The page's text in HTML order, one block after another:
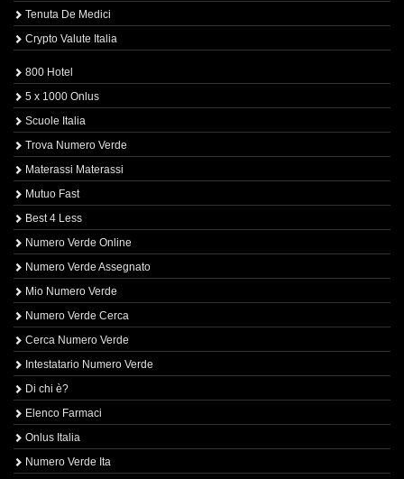
Tenuta De Medici
Crypto Valute Italia
800 Hotel
5 x 1000 Onlus
Scuole Italia
Trova Numero Verde
Materassi Materassi
Mutuo Fast
Best 4 Less
Numero Verde Online
Numero Verde Assegnato
Mio Numero Verde
Numero Verde Cerca
Cerca Numero Verde
Intestatario Numero Verde
Di chi è?
Elenco Farmaci
Onlus Italia
Numero Verde Ita